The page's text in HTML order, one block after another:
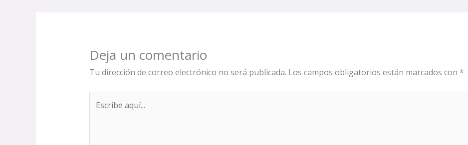
Deja un comentario
Tu dirección de correo electrónico no será publicada. Los campos obligatorios están marcados con *